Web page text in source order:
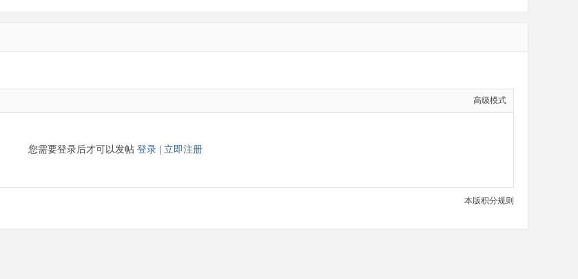
高级模式
您需要登录后才可以发帖 登录| 立即注册
本版积分规则